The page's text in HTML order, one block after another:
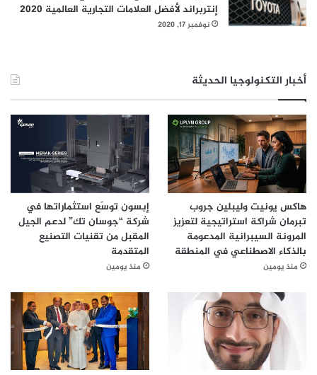
إنتربراند لأفضل العلامات التجارية العالمية 2020
نوفمبر 17, 2020
أخبار التكنولوجيا الحديثة
هاكس يونيت وليبلين جروب
تبرمان شراكة استراتيجية لتعزيز
المرونة السيبرانية المدعومة
بالذكاء الاصطناعي في المنطقة
منذ يومين
إبسون توسّع استثماراتها في
شركة “جوسان تك” لدعم الجيل
المقبل من تقنيات التصنيع
المتقدمة
منذ يومين